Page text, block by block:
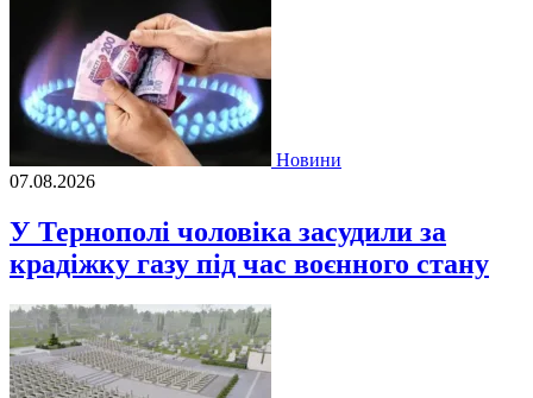
Новини
07.08.2026
У Тернополі чоловіка засудили за
крадіжку газу під час воєнного стану